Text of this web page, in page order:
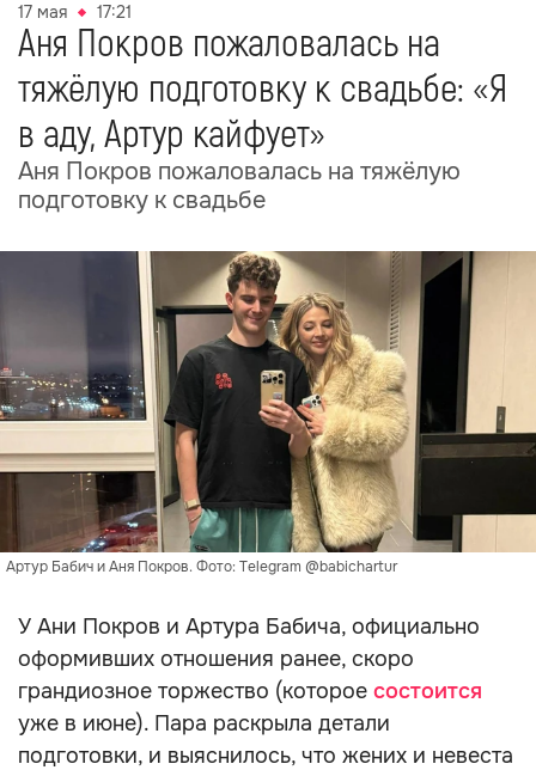
17 мая 17:21
Аня Покров пожаловалась на
тяжёлую подготовку к свадьбе: «Я
в аду, Артур кайфует»
Аня Покров пожаловалась на тяжёлую
подготовку к свадьбе
Артур Бабич и Аня Покров. Фото: Telegram @babichartur
У Ани Покров и Артура Бабича, официально
оформивших отношения ранее, скоро
грандиозное торжество (которое состоится
уже в июне). Пара раскрыла детали
подготовки, и выяснилось, что жених и невеста